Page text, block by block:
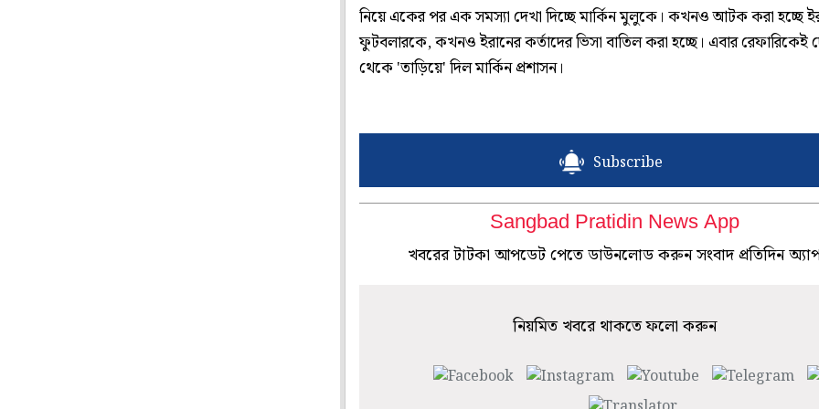
নিয়ে একের পর এক সমস্যা দেখা দিচ্ছে মার্কিন মুলুকে। কখনও আটক করা হচ্ছে
ফুটবলারকে, কখনও ইরানের কর্তাদের ভিসা বাতিল করা হচ্ছে। এবার রেফারিকেই
থেকে 'তাড়িয়ে' দিল মার্কিন প্রশাসন।
Subscribe
Sangbad Pratidin News App
খবরের টাটকা আপডেট পেতে ডাউনলোড করুন সংবাদ প্রতিদিন
নিয়মিত খবরে থাকতে ফলো করুন